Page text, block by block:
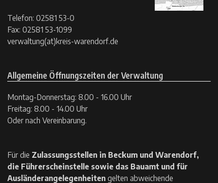
Telefon: 02581 53-0
Fax: 02581 53-1099
verwaltung(at)kreis-warendorf.de
Allgemeine Öffnungszeiten der Verwaltung
Montag-Donnerstag: 8.00 - 16.00 Uhr
Freitag: 8.00 - 14.00 Uhr
Oder nach Vereinbarung.
Für die Zulassungsstellen in Beckum und Warendorf,
die Führerscheinstelle sowie das Bauamt und für
Ausländerangelegenheiten gelten abweichende